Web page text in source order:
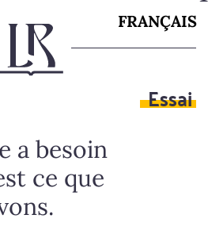
FRANÇAIS
Essai
a besoin
ce que